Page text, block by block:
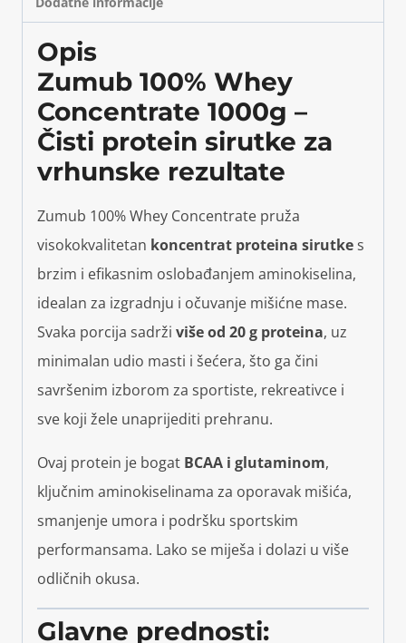
Opis
Zumub 100% Whey
Concentrate 1000g –
Čisti protein sirutke za
vrhunske rezultate
Zumub 100% Whey Concentrate pruža
visokokvalitetan koncentrat proteina sirutke s
brzim i efikasnim oslobađanjem aminokiselina,
idealan za izgradnju i očuvanje mišićne mase.
Svaka porcija sadrži više od 20 g proteina, uz
minimalan udio masti i šećera, što ga čini
savršenim izborom za sportiste, rekreativce i
sve koji žele unaprijediti prehranu.
Ovaj protein je bogat BCAA i glutaminom,
ključnim aminokiselinama za oporavak mišića,
smanjenje umora i podršku sportskim
performansama. Lako se miješa i dolazi u više
odličnih okusa.
Glavne prednosti: